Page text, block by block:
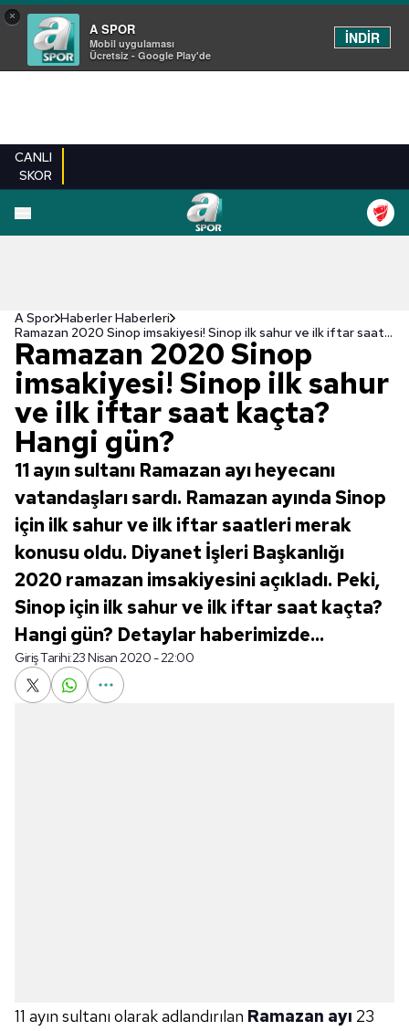
×
A SPOR
Mobil uygulaması
Ücretsiz - Google Play'de
İNDİR
CANLI
SKOR
A Spor Haberler Haberleri
Ramazan 2020 Sinop imsakiyesi! Sinop ilk sahur ve ilk iftar saat kaçta? Hangi gün?
Ramazan 2020 Sinop
imsakiyesi! Sinop ilk sahur
ve ilk iftar saat kaçta?
Hangi gün?
11 ayın sultanı Ramazan ayı heyecanı
vatandaşları sardı. Ramazan ayında Sinop
için ilk sahur ve ilk iftar saatleri merak
konusu oldu. Diyanet İşleri Başkanlığı
2020 ramazan imsakiyesini açıkladı. Peki,
Sinop için ilk sahur ve ilk iftar saat kaçta?
Hangi gün? Detaylar haberimizde...
Giriş Tarihi:23 Nisan 2020 - 22:00
11 ayın sultanı olarak adlandırılan Ramazan ayı 23